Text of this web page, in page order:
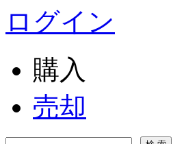
ログイン
購入
売却